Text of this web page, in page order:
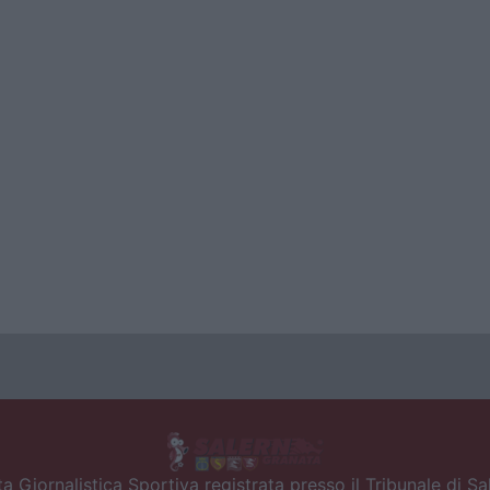
Giornalistica Sportiva registrata presso il Tribunale di